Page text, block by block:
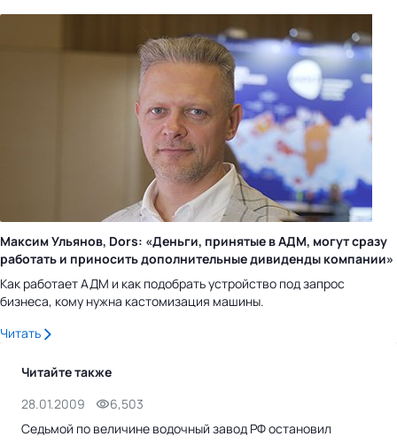
Максим Ульянов, Dors: «Деньги, принятые в АДМ, могут сразу
работать и приносить дополнительные дивиденды компании»
Как работает АДМ и как подобрать устройство под запрос
бизнеса, кому нужна кастомизация машины.
Читать
Читайте также
28.01.2009
6,503
Седьмой по величине водочный завод РФ остановил